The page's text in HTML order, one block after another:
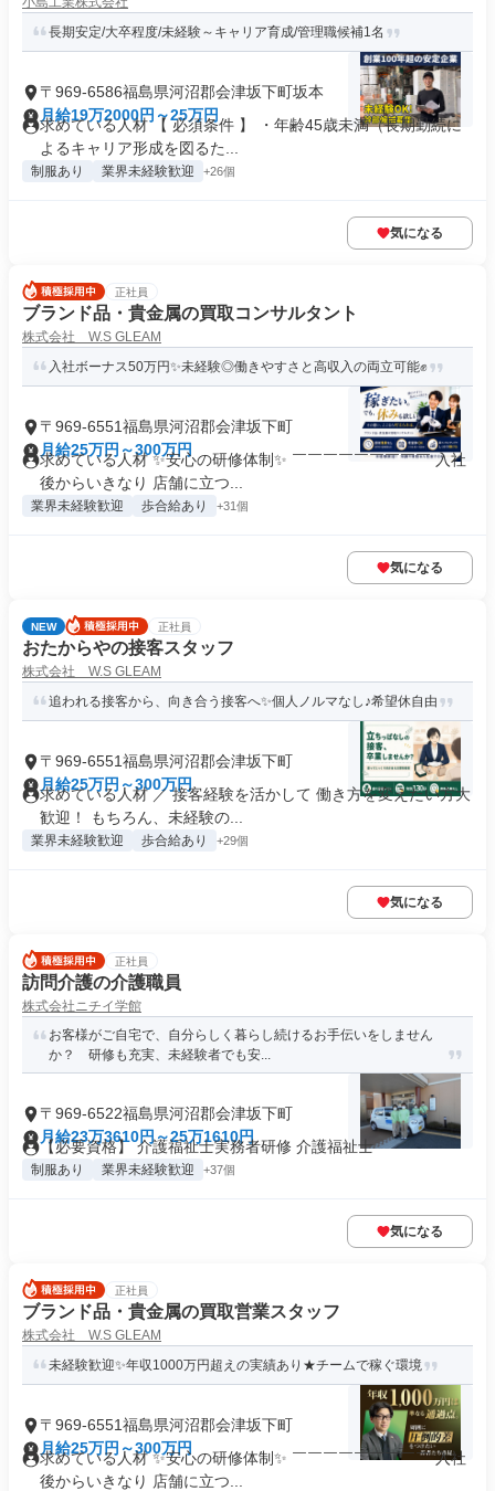
長期安定/大卒程度/未経験～キャリア育成/管理職候補1名
〒969-6586福島県河沼郡会津坂下町坂本
月給19万2000円～25万円
求めている人材 【 必須条件 】 ・年齢45歳未満（長期勤続に
よるキャリア形成を図るた...
制服あり 業界未経験歓迎 +26個
気になる
正社員
ブランド品・貴金属の買取コンサルタント
株式会社 W.S GLEAM
入社ボーナス50万円✨未経験◎働きやすさと高収入の両立可能✊
〒969-6551福島県河沼郡会津坂下町
月給25万円～300万円
求めている人材 ✨安心の研修体制✨ ￣￣￣￣￣￣￣￣￣ 入社
後からいきなり 店舗に立つ...
業界未経験歓迎 歩合給あり +31個
気になる
NEW 正社員
おたからやの接客スタッフ
株式会社 W.S GLEAM
追われる接客から、向き合う接客へ✨個人ノルマなし♪希望休自由
〒969-6551福島県河沼郡会津坂下町
月給25万円～300万円
求めている人材 ／ 接客経験を活かして 働き方を変えたい方大
歓迎！ もちろん、未経験の...
業界未経験歓迎 歩合給あり +29個
気になる
正社員
訪問介護の介護職員
株式会社ニチイ学館
お客様がご自宅で、自分らしく暮らし続けるお手伝いをしません
か？ 研修も充実、未経験者でも安...
〒969-6522福島県河沼郡会津坂下町
月給23万3610円～25万1610円
【必要資格】 介護福祉士実務者研修 介護福祉士
制服あり 業界未経験歓迎 +37個
気になる
正社員
ブランド品・貴金属の買取営業スタッフ
株式会社 W.S GLEAM
未経験歓迎✨年収1000万円超えの実績あり★チームで稼ぐ環境
〒969-6551福島県河沼郡会津坂下町
月給25万円～300万円
求めている人材 ✨安心の研修体制✨ ￣￣￣￣￣￣￣￣￣ 入社
後からいきなり 店舗に立つ...